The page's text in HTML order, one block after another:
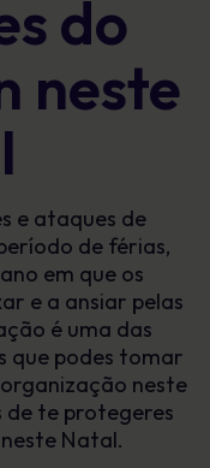
do
neste
e ataques de
de férias,
em que os
e a ansiar pelas
é uma das
que podes tomar
neste
de te protegeres
Natal.